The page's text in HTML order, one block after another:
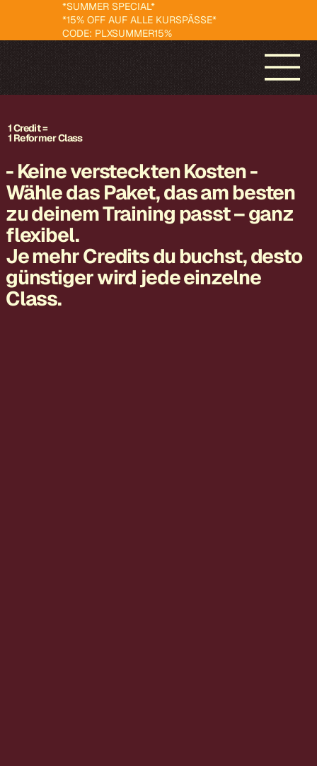
*SUMMER SPECIAL*
*15% OFF AUF ALLE KURSPÄSSE*
CODE: PLXSUMMER15%
1 Credit =
1 Reformer Class
- Keine versteckten Kosten -
Wähle das Paket, das am besten
zu deinem Training passt – ganz
flexibel.
Je mehr Credits du buchst, desto
günstiger wird jede einzelne
Class.